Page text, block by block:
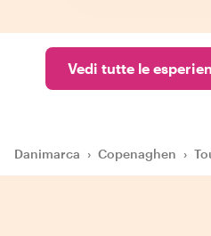
Vedi tutte le
Danimarca › Copenaghen ›